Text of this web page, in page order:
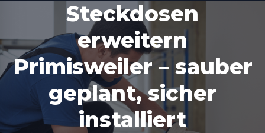
Steckdosen
erweitern
Primisweiler – sauber
geplant, sicher
installiert